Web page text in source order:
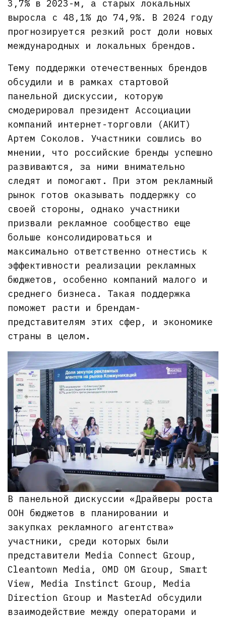
3,7% в 2023-м, а старых локальных
выросла с 48,1% до 74,9%. В 2024 году
прогнозируется резкий рост доли новых
международных и локальных брендов.
Тему поддержки отечественных брендов
обсудили и в рамках стартовой
панельной дискуссии, которую
смодерировал президент Ассоциации
компаний интернет-торговли (АКИТ)
Артем Соколов. Участники сошлись во
мнении, что российские бренды успешно
развиваются, за ними внимательно
следят и помогают. При этом рекламный
рынок готов оказывать поддержку со
своей стороны, однако участники
призвали рекламное сообщество еще
больше консолидироваться и
максимально ответственно отнестись к
эффективности реализации рекламных
бюджетов, особенно компаний малого и
среднего бизнеса. Такая поддержка
поможет расти и брендам-
представителям этих сфер, и экономике
страны в целом.
В панельной дискуссии «Драйверы роста
ООН бюджетов в планировании и
закупках рекламного агентства»
участники, среди которых были
представители Media Connect Group,
Cleantown Media, OMD OM Group, Smart
View, Media Instinct Group, Media
Direction Group и MasterAd обсудили
взаимодействие между операторами и